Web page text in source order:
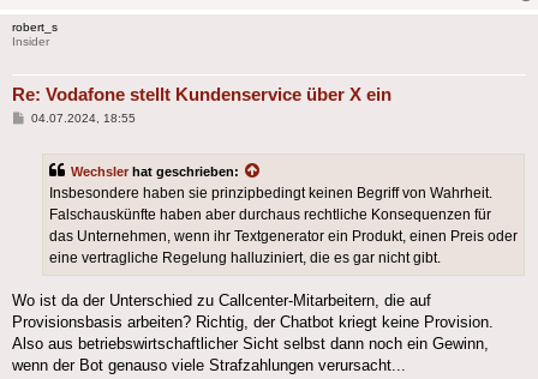
robert_s
Insider
Re: Vodafone stellt Kundenservice über X ein
Beitrag
04.07.2024, 18:55
Wechsler hat geschrieben:
Insbesondere haben sie prinzipbedingt keinen Begriff von Wahrheit.
Falschauskünfte haben aber durchaus rechtliche Konsequenzen für
das Unternehmen, wenn ihr Textgenerator ein Produkt, einen Preis oder
eine vertragliche Regelung halluziniert, die es gar nicht gibt.
Wo ist da der Unterschied zu Callcenter-Mitarbeitern, die auf
Provisionsbasis arbeiten? Richtig, der Chatbot kriegt keine Provision.
Also aus betriebswirtschaftlicher Sicht selbst dann noch ein Gewinn,
wenn der Bot genauso viele Strafzahlungen verursacht...